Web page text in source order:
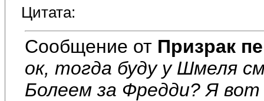
Цитата:
Сообщение от Призрак
ок, тогда буду у Шмеля
Болеем за Фредди? Я вот